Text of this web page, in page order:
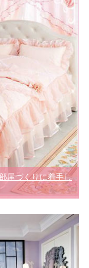
屋づくりに着手し